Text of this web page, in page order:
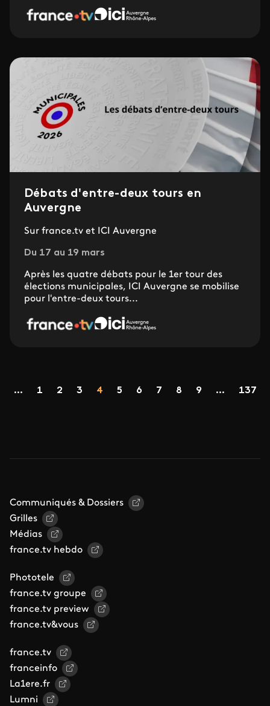
Débats d'entre-deux tours en
Auvergne
Sur france.tv et ICI Auvergne
Du 17 au 19 mars
Après les quatre débats pour le 1er tour des
élections municipales, ICI Auvergne se mobilise
pour l'entre-deux tours...
précédente
... Page
1 Page
2 Page
3 Page
4 Page
5 Page
6 Page
7 Page
8 Page
9 ... 137
Communiqués & Dossiers
Grilles
Médias
france.tv hebdo
Phototele
france.tv groupe
france.tv preview
france.tv&vous
france.tv
franceinfo
La1ere.fr
Lumni